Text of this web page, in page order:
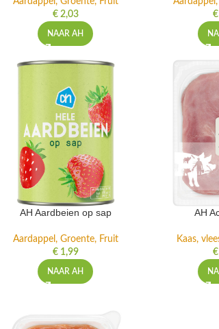
€2,03
NAAR AH
€
AH Aardbeien op sap
Aardappel, Groente, Fruit
€1,99
NAAR AH
AH
Kaas,
€